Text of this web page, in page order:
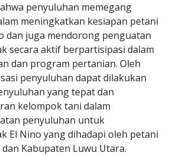
penyuluhan memegang
meningkatkan kesiapan petani
dan juga mendorong penguatan
secara aktif berpartisipasi dalam
dan program pertanian. Oleh
penyuluhan dapat dilakukan
yang tepat dan
kelompok tani dalam
penyuluhan untuk
El Nino yang dihadapi oleh petani
Kabupaten Luwu Utara.